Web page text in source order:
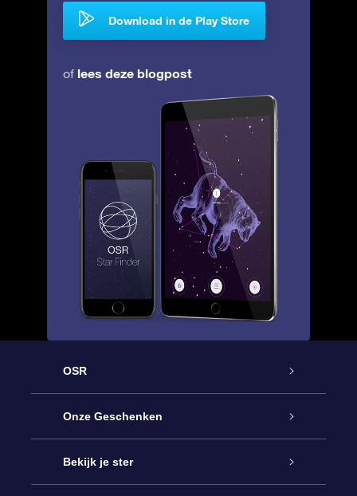
Download in de Play Store
of lees deze blogpost
OSR
Service
Contact
Onze Geschenken
Online Star Gift
Bekijk je ster